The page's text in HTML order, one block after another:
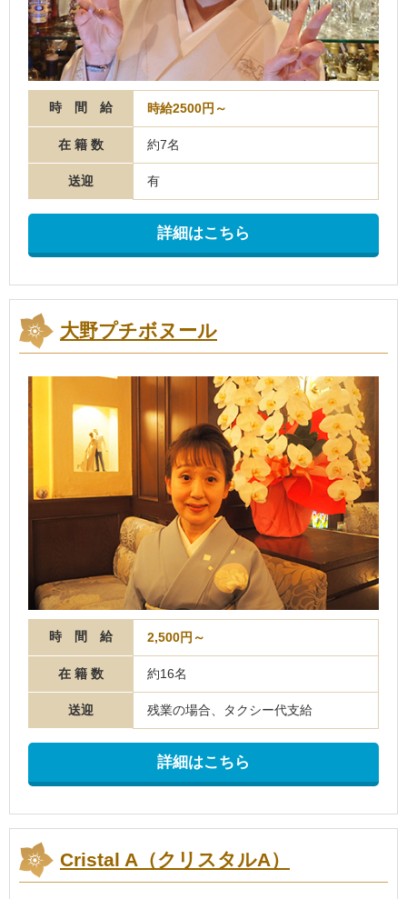
時 間 給 時給2500円～
在 籍 数 約7名
送迎 有
詳細はこちら
大野プチボヌール
時 間 給 2,500円～
在 籍 数 約16名
送迎 残業の場合、タクシー代支給
詳細はこちら
Cristal A（クリスタルA）